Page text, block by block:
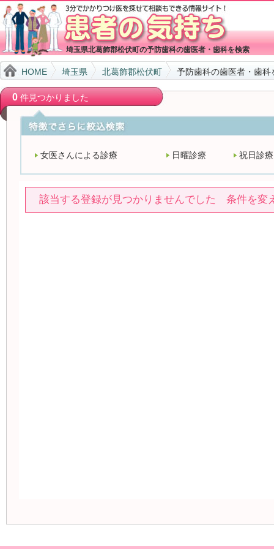
埼玉県北葛飾郡松伏町の予防歯科の歯医者・歯科を検索
HOME 埼玉県 北葛飾郡松伏町 予防歯科の歯医者・歯科
0件見つかりました
女医さんによる診療 日曜診療 祝日診療
該当する登録が見つかりませんでした 条件を